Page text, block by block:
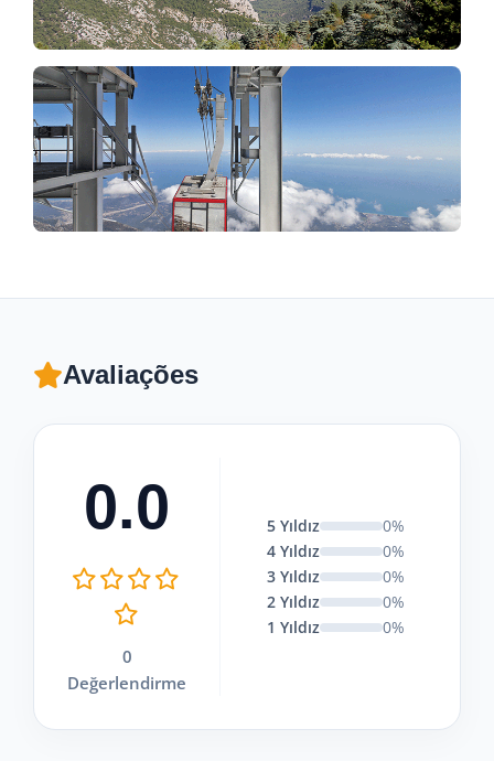
Avaliações
0.0
0
Değerlendirme
5 Yıldız
0%
4 Yıldız
0%
3 Yıldız
0%
2 Yıldız
0%
1 Yıldız
0%